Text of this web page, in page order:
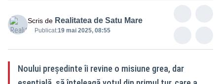
Scris de Realitatea de Satu Mare
Publicat:19 mai 2025, 08:55
Noului preşedinte îi revine o misiune grea, dar